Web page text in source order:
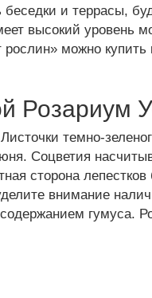
и террасы,
высокий уровень
можно
Розариум
темно-
Соцветия
сторона
внимание
гумуса.